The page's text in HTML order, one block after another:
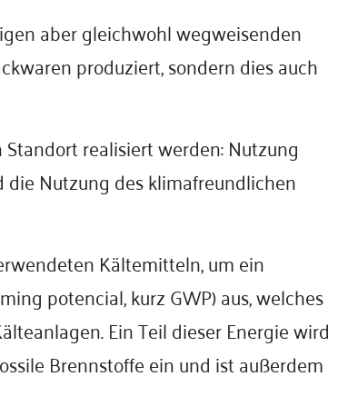
aber gleichwohl wegweisenden
produziert, sondern dies auch
realisiert werden: Nutzung
Nutzung des klimafreundlichen
Kältemitteln, um ein
potencial, kurz GWP) aus, welches
Ein Teil dieser Energie wird
Brennstoffe ein und ist außerdem